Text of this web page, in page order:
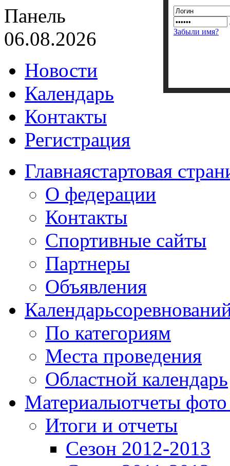
Забыли имя?
Панель
06.08.2026
Новости
Календарь
Контакты
Регистрация
Главнаястартовая
О федерации
Контакты
Спортивные сайты
Партнеры
Объявления
Календарь
По категориям
Места проведения
Областной календарь
Материалыотчеты
Итоги и отчеты
Сезон 2012-2013